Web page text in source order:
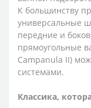
К большинству
универсальные
передние и
прямоугольные
Campanula II)
системами.
Классика,